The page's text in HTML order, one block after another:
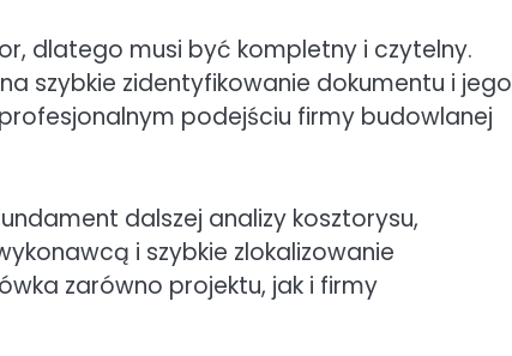
dlatego musi być kompletny i czytelny.
szybkie zidentyfikowanie dokumentu i jego
podejściu firmy budowlanej
dalszej analizy kosztorysu,
i szybkie zlokalizowanie
zarówno projektu, jak i firmy